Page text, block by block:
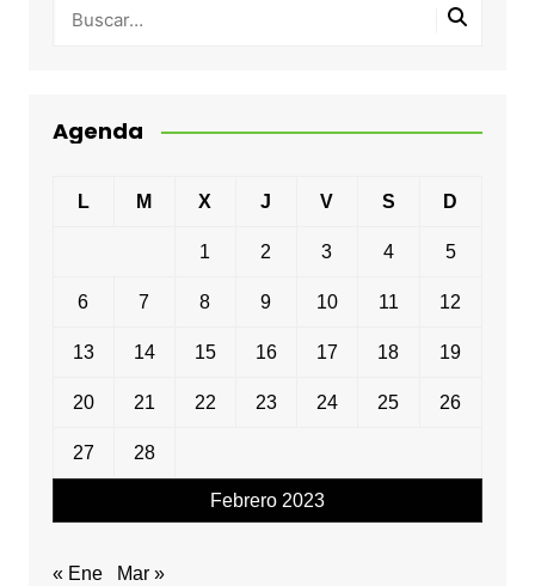
Agenda
Febrero 2023
L M X J V S D
1 2 3 4 5
6 7 8 9 10 11 12
13 14 15 16 17 18 19
20 21 22 23 24 25 26
27 28
« Ene Mar »